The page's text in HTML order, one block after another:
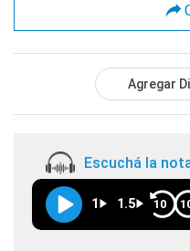
Agregar
Escuchá la
1 1.5 10